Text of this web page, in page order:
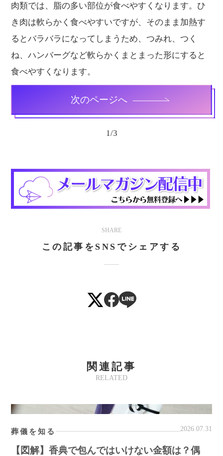
肉類では、脂の多い部位が食べやすくなります。ひ
き肉は軟らかく食べやすいですが、そのまま加熱す
るとバラバラになってしまうため、つみれ、つく
ね、ハンバーグなど軟らかくまとまった形にすると
食べやすくなります。
次のページへ
1/3
SHARE
この記事をSNSでシェアする
RELATED
関連記事
葬儀を知る 2026.07.31
【図解】香典で包んではいけない金額は？偶